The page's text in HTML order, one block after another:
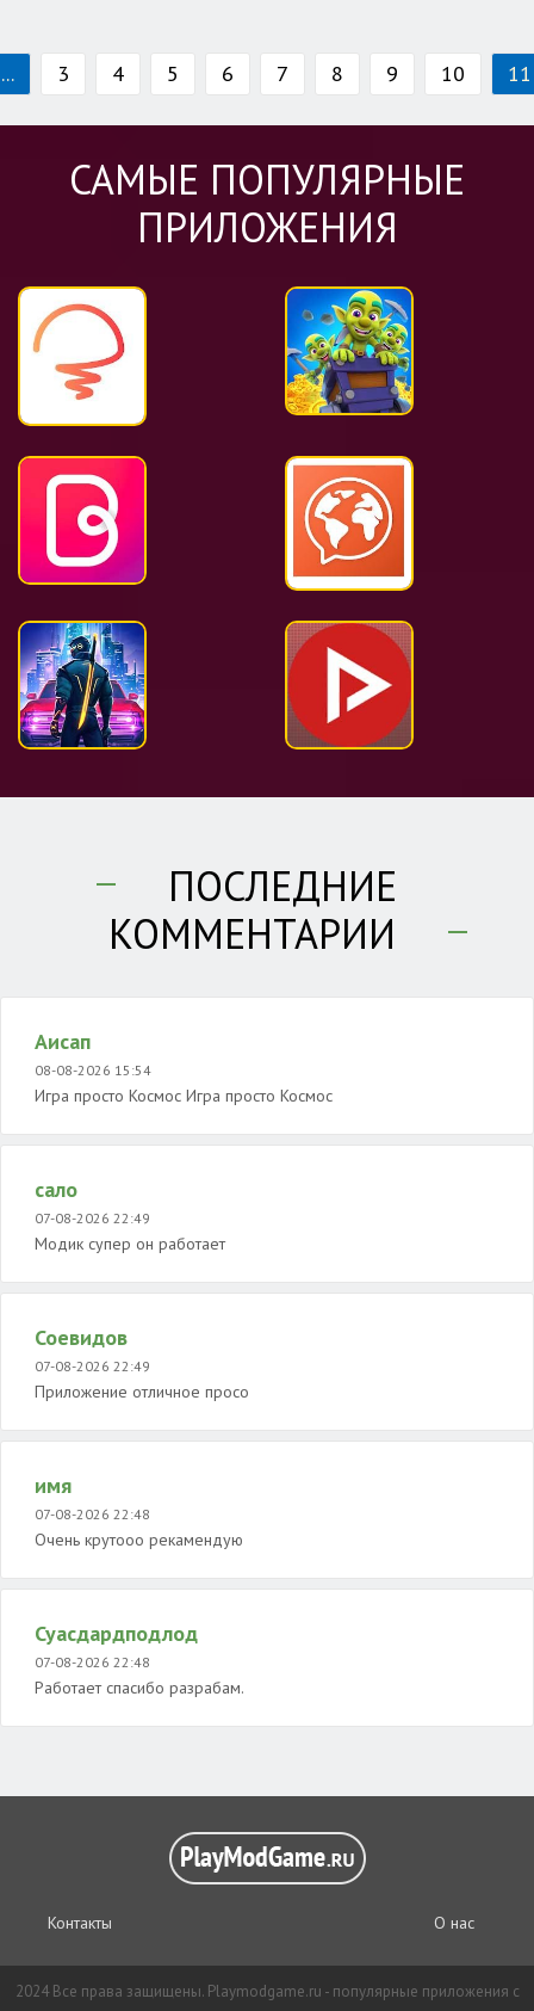
... 3 4 5 6 7 8 9 10 11
САМЫЕ ПОПУЛЯРНЫЕ
ПРИЛОЖЕНИЯ
ПОСЛЕДНИЕ
КОММЕНТАРИИ
Аисап
08-08-2026 15:54
Игра просто Космос Игра просто Космос
сало
07-08-2026 22:49
Модик супер он работает
Соевидов
07-08-2026 22:49
Приложение отличное просо
имя
07-08-2026 22:48
Очень крутооо рекамендую
Суасдардподлод
07-08-2026 22:48
Работает спасибо разрабам.
Контакты О нас
2024 Все права защищены. Playmodgame.ru - популярные приложения с